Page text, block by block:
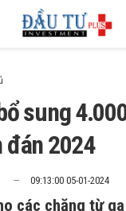
sung
đán 2024
09:13:00 05-01-2024
các chặng từ